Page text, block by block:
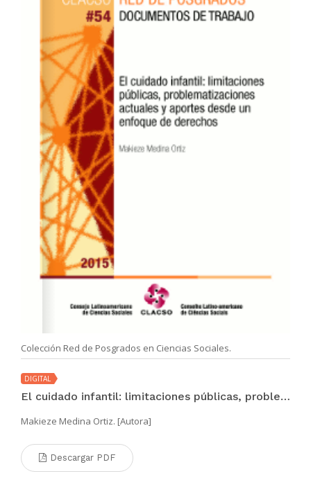
Colección Red de Posgrados en Ciencias Sociales.
DIGITAL
El cuidado infantil: limitaciones públicas, problematizaciones actuales y aportes desde un enfoque de derechos
Makieze Medina Ortiz. [Autora]
Descargar PDF